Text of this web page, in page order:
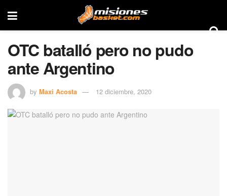
OTC batalló pero no pudo
ante Argentino
by Maxi Acosta 12 diciembre, 2020